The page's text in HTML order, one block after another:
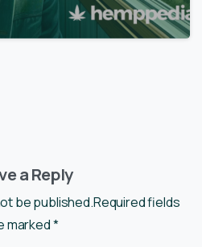
a Reply
be published.Required fields
marked *